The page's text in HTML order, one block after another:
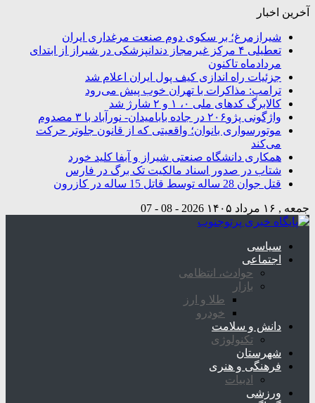
آخرین اخبار
شیرازمرغ؛ بر سکوی دوم صنعت مرغداری ایران
تعطیلی ۴ مرکز غیرمجاز دندانپزشکی در شیراز از ابتدای
مردادماه تاکنون
جزئیات راه اندازی کیف پول ایران اعلام شد
ترامپ: مذاکرات با تهران خوب پیش می‌رود
کالابرگ کدهای ملی ۰، ۱ و ۲ شارژ شد
واژگونی پژو۲۰۶ در جاده بابامیدان- نورآباد با ۳ مصدوم
موتورسواری بانوان؛ واقعیتی که از قانون جلوتر حرکت
می‌کند
همکاری دانشگاه صنعتی شیراز و آبفا کلید خورد
شتاب در صدور اسناد مالکیت تک برگ در فارس
قتل جوان 28 ساله توسط قاتل 15 ساله در کازرون
جمعه , ۱۶ مرداد ۱۴۰۵ 2026 - 08 - 07
سیاسی
اجتماعی
حوادث، انتظامی
بازار
طلا و ارز
خودرو
دانش و سلامت
تکنولوژی
شهرستان
فرهنگی و هنری
ادبیات
ورزشی